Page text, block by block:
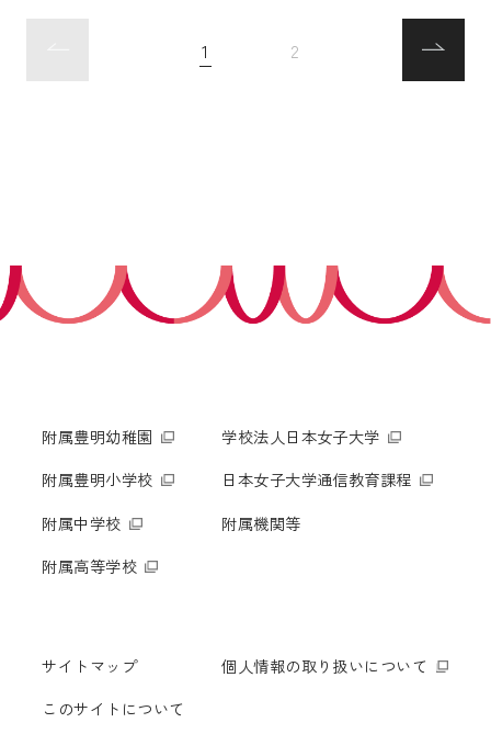
1 2
附属豊明幼稚園
附属豊明小学校
附属中学校
附属高等学校
学校法人日本女子大学
日本女子大学通信教育課程
附属機関等
サイトマップ
このサイトについて
個人情報の取り扱いについて